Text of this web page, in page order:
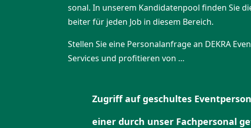
sonal. In unserem Kandi­da­tenpool finden Sie
beiter für jeden Job in diesem Bereich.
Stellen Sie eine Perso­nal­an­frage an DEKRA
Services und profi­tieren von …
Zugriff auf geschultes
einer durch unser Fachper­sonal